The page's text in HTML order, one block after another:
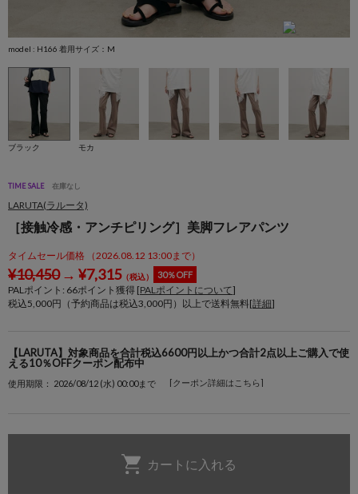
model : H166 着用サイズ：M
ブラック モカ
TIME SALE 在庫なし
LARUTA(ラルータ)
［接触冷感・アンチピリング］美脚フレアパンツ
タイムセール価格 （2026.08.12 13:00まで）
¥10,450→ ¥7,315（税込） 30％OFF
PALポイント: 66ポイント獲得 [PALポイントについて]
税込5,000円（予約商品は税込3,000円）以上で送料無料[詳細]
【LARUTA】対象商品を合計税込6600円以上かつ合計2点以上ご購入で使
える10％OFFクーポン配布中
使用期限： 2026/08/12 (水) 00:00まで [クーポン詳細はこちら]